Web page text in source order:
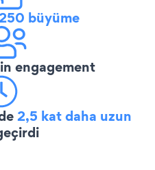
büyüme
in engagement
2,5 kat daha uzun